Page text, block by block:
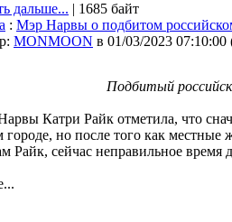
дальше... | 1685 байт
: Мэр Нарвы о подбитом
MONMOON в 01/03/2023 07:10:00
Подбитый
Катри Райк отметила, что
городе, но после того как
Райк, сейчас неправильное